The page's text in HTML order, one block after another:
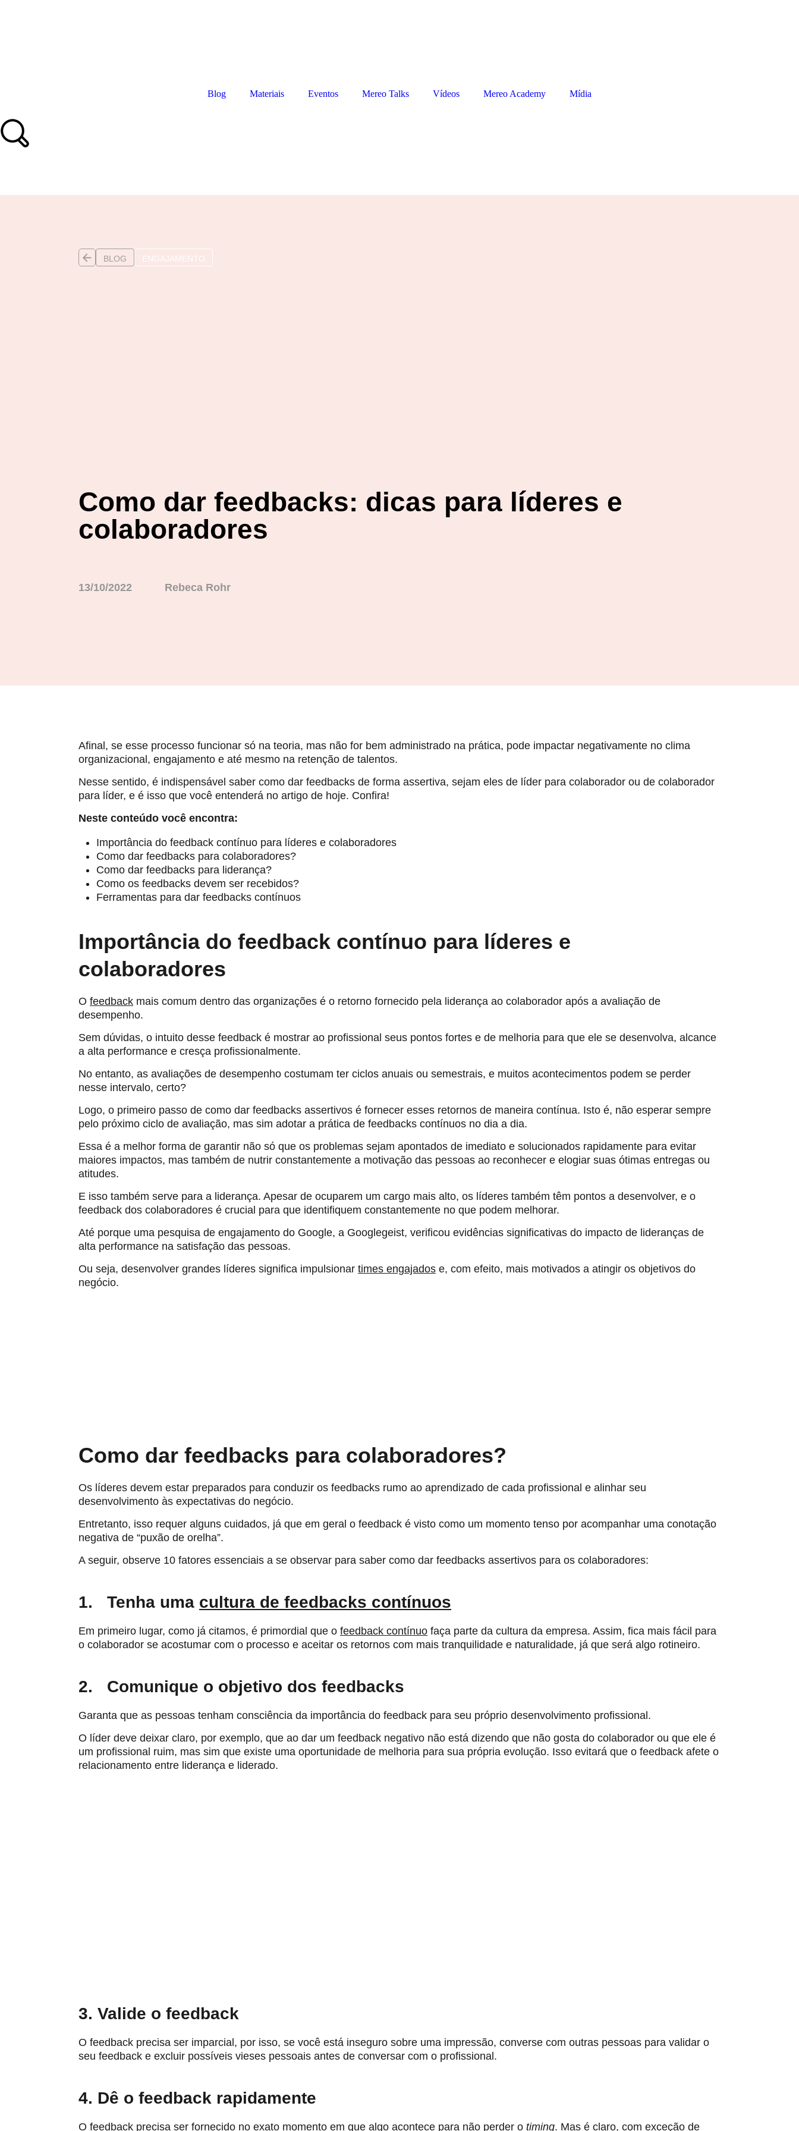
Blog Materiais Eventos Mereo Talks Vídeos Mereo Academy Mídia
BLOG ENGAJAMENTO
Como dar feedbacks: dicas para líderes e
colaboradores
13/10/2022 Rebeca Rohr
Afinal, se esse processo funcionar só na teoria, mas não for bem administrado na prática, pode impactar negativamente no clima
organizacional, engajamento e até mesmo na retenção de talentos.
Nesse sentido, é indispensável saber como dar feedbacks de forma assertiva, sejam eles de líder para colaborador ou de colaborador
para líder, e é isso que você entenderá no artigo de hoje. Confira!
Neste conteúdo você encontra:
Importância do feedback contínuo para líderes e colaboradores
Como dar feedbacks para colaboradores?
Como dar feedbacks para liderança?
Como os feedbacks devem ser recebidos?
Ferramentas para dar feedbacks contínuos
Importância do feedback contínuo para líderes e
colaboradores
O feedback mais comum dentro das organizações é o retorno fornecido pela liderança ao colaborador após a avaliação de
desempenho.
Sem dúvidas, o intuito desse feedback é mostrar ao profissional seus pontos fortes e de melhoria para que ele se desenvolva, alcance
a alta performance e cresça profissionalmente.
No entanto, as avaliações de desempenho costumam ter ciclos anuais ou semestrais, e muitos acontecimentos podem se perder
nesse intervalo, certo?
Logo, o primeiro passo de como dar feedbacks assertivos é fornecer esses retornos de maneira contínua. Isto é, não esperar sempre
pelo próximo ciclo de avaliação, mas sim adotar a prática de feedbacks contínuos no dia a dia.
Essa é a melhor forma de garantir não só que os problemas sejam apontados de imediato e solucionados rapidamente para evitar
maiores impactos, mas também de nutrir constantemente a motivação das pessoas ao reconhecer e elogiar suas ótimas entregas ou
atitudes.
E isso também serve para a liderança. Apesar de ocuparem um cargo mais alto, os líderes também têm pontos a desenvolver, e o
feedback dos colaboradores é crucial para que identifiquem constantemente no que podem melhorar.
Até porque uma pesquisa de engajamento do Google, a Googlegeist, verificou evidências significativas do impacto de lideranças de
alta performance na satisfação das pessoas.
Ou seja, desenvolver grandes líderes significa impulsionar times engajados e, com efeito, mais motivados a atingir os objetivos do
negócio.
Como dar feedbacks para colaboradores?
Os líderes devem estar preparados para conduzir os feedbacks rumo ao aprendizado de cada profissional e alinhar seu
desenvolvimento às expectativas do negócio.
Entretanto, isso requer alguns cuidados, já que em geral o feedback é visto como um momento tenso por acompanhar uma conotação
negativa de “puxão de orelha”.
A seguir, observe 10 fatores essenciais a se observar para saber como dar feedbacks assertivos para os colaboradores:
1. Tenha uma cultura de feedbacks contínuos
Em primeiro lugar, como já citamos, é primordial que o feedback contínuo faça parte da cultura da empresa. Assim, fica mais fácil para
o colaborador se acostumar com o processo e aceitar os retornos com mais tranquilidade e naturalidade, já que será algo rotineiro.
2. Comunique o objetivo dos feedbacks
Garanta que as pessoas tenham consciência da importância do feedback para seu próprio desenvolvimento profissional.
O líder deve deixar claro, por exemplo, que ao dar um feedback negativo não está dizendo que não gosta do colaborador ou que ele é
um profissional ruim, mas sim que existe uma oportunidade de melhoria para sua própria evolução. Isso evitará que o feedback afete o
relacionamento entre liderança e liderado.
3. Valide o feedback
O feedback precisa ser imparcial, por isso, se você está inseguro sobre uma impressão, converse com outras pessoas para validar o
seu feedback e excluir possíveis vieses pessoais antes de conversar com o profissional.
4. Dê o feedback rapidamente
O feedback precisa ser fornecido no exato momento em que algo acontece para não perder o timing. Mas é claro, com exceção de